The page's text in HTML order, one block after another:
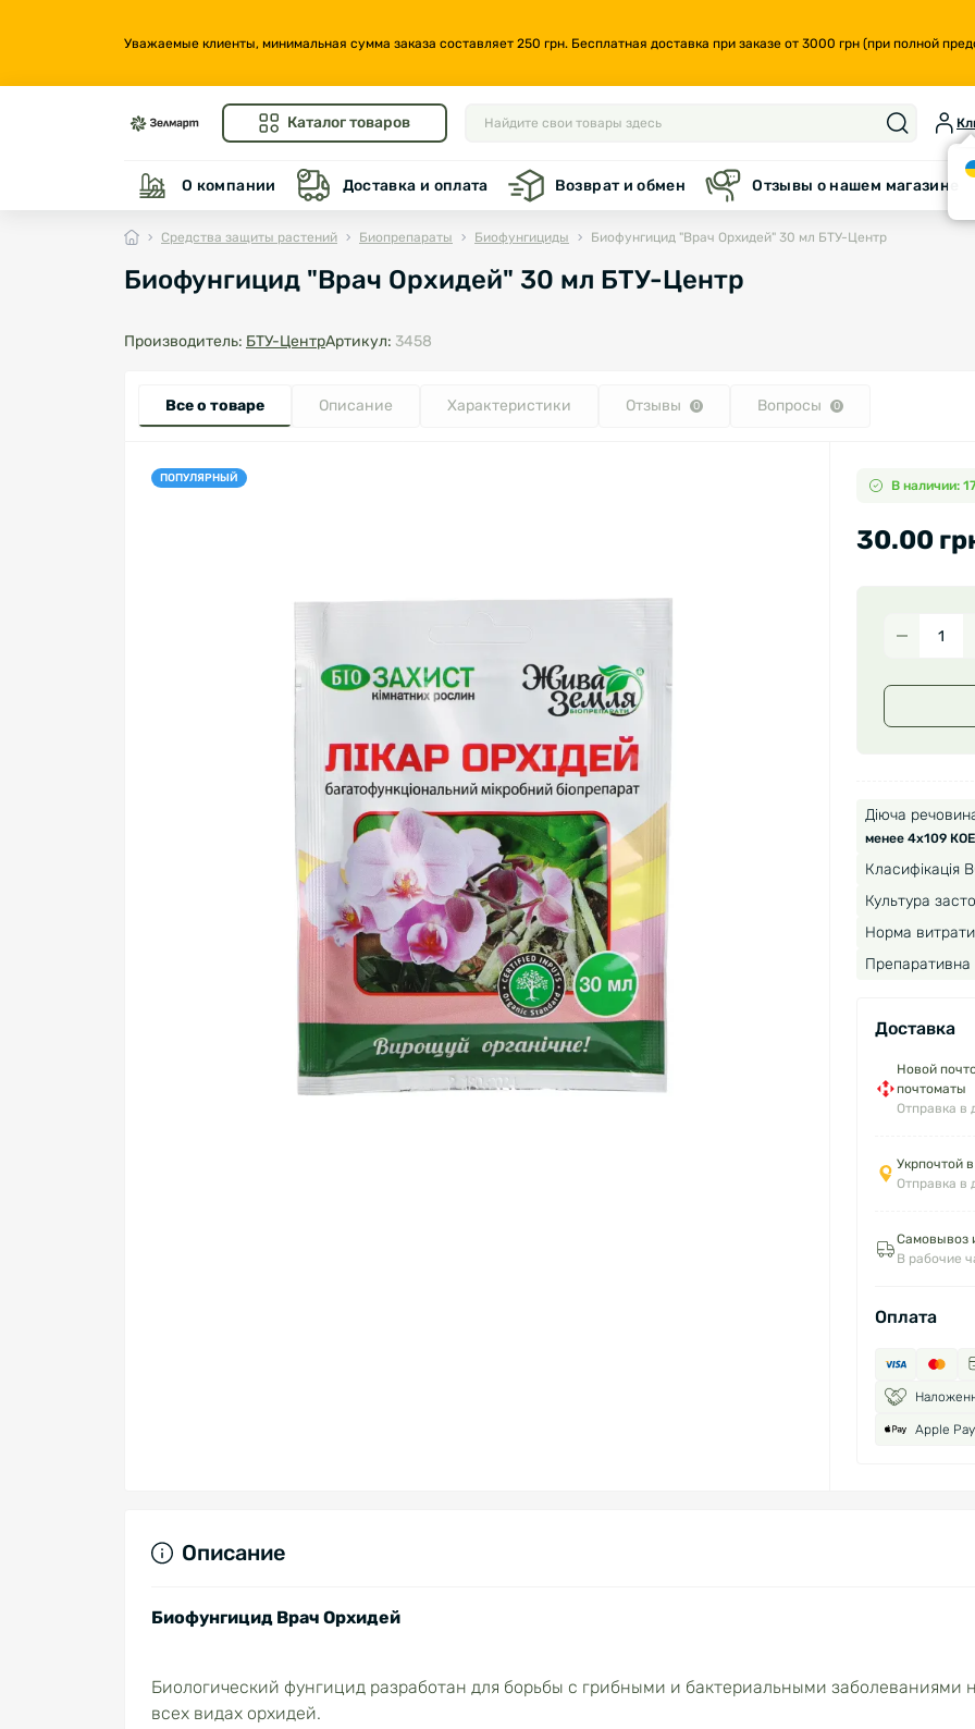
Уважаемые клиенты, минимальная сумма заказа составляет 250 грн. Бесплатная доставка при заказе от 3000 грн (при полной
Каталог товаров
О компании Доставка и оплата Возврат и обмен Отзывы о нашем магазине
Средства защиты растений Биопрепараты Биофунгициды Биофунгицид "Врач Орхидей" 30 мл БТУ-Центр
Биофунгицид "Врач Орхидей" 30 мл БТУ-Центр
Производитель: БТУ-ЦентрАртикул: 3458
Все о товаре Описание Характеристики Отзывы 0 Вопросы 0
ПОПУЛЯРНЫЙ В наличии:
30.00
Діюча
менее 4х109
Класифікація
Культура
Норма
Доставка
Новой
почтоматы
Отправка в
Укрпочтой
Отправка в
Самовывоз
В рабочие
Оплата
Apple Pay
Описание
Биофунгицид Врач Орхидей
Биологический фунгицид разработан для борьбы с грибными и бактериальными заболеваниями
всех видах орхидей.